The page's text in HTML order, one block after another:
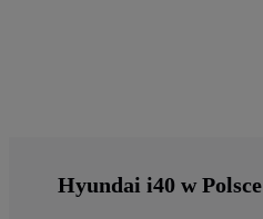
Hyundai i40 w Polsce